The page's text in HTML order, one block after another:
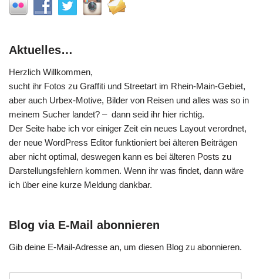
Aktuelles…
Herzlich Willkommen,
sucht ihr Fotos zu Graffiti und Streetart im Rhein-Main-Gebiet,
aber auch Urbex-Motive, Bilder von Reisen und alles was so in
meinem Sucher landet? – dann seid ihr hier richtig.
Der Seite habe ich vor einiger Zeit ein neues Layout verordnet,
der neue WordPress Editor funktioniert bei älteren Beiträgen
aber nicht optimal, deswegen kann es bei älteren Posts zu
Darstellungsfehlern kommen. Wenn ihr was findet, dann wäre
ich über eine kurze Meldung dankbar.
Blog via E-Mail abonnieren
Gib deine E-Mail-Adresse an, um diesen Blog zu abonnieren.